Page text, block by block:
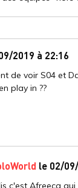
2019 à 22:16
de voir S04 et
play in ??
le 02/
c'est Afreeca qui